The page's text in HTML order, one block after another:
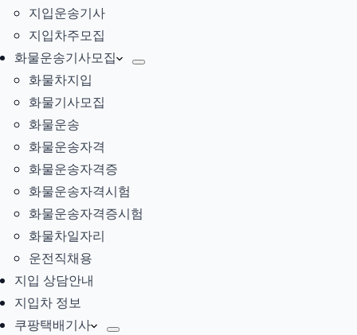
지입운송기사
지입차주모집
화물운송기사모집
화물차지입
화물기사모집
화물운송
화물운송자격
화물운송자격증
화물운송자격시험
화물운송자격증시험
화물차일자리
운전직채용
지입 상담안내
지입차 정보
쿠팡택배기사